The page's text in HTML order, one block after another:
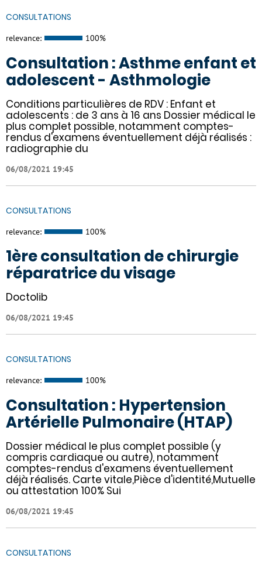
CONSULTATIONS
relevance: 100%
Consultation : Asthme enfant et
adolescent - Asthmologie
Conditions particulières de RDV : Enfant et
adolescents : de 3 ans à 16 ans Dossier médical le
plus complet possible, notamment comptes-
rendus d'examens éventuellement déjà réalisés :
radiographie du
06/08/2021 19:45
CONSULTATIONS
relevance: 100%
1ère consultation de chirurgie
réparatrice du visage
Doctolib
06/08/2021 19:45
CONSULTATIONS
relevance: 100%
Consultation : Hypertension
Artérielle Pulmonaire (HTAP)
Dossier médical le plus complet possible (y
compris cardiaque ou autre), notamment
comptes-rendus d'examens éventuellement
déjà réalisés. Carte vitale,Pièce d'identité,Mutuelle
ou attestation 100% Sui
06/08/2021 19:45
CONSULTATIONS